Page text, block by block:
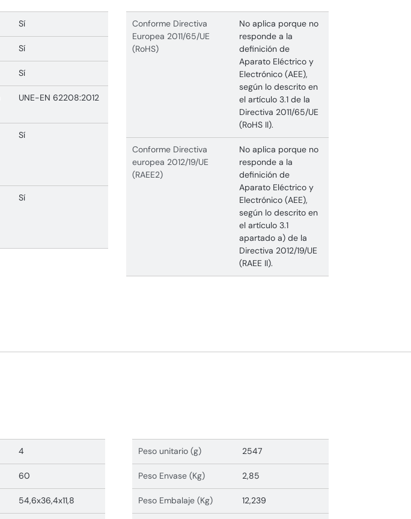
Sí
Sí
Sí
UNE-EN 62208:2012
Sí
Sí
Conforme Directiva
Europea 2011/65/UE
(RoHS)
No aplica porque no
responde a la
definición de
Aparato Eléctrico y
Electrónico (AEE),
según lo descrito en
el artículo 3.1 de la
Directiva 2011/65/UE
(RoHS II).
Conforme Directiva
europea 2012/19/UE
(RAEE2)
No aplica porque no
responde a la
definición de
Aparato Eléctrico y
Electrónico (AEE),
según lo descrito en
el artículo 3.1
apartado a) de la
Directiva 2012/19/UE
(RAEE II).
4
60
54,6x36,4x11,8
Peso unitario (g) 2547
Peso Envase (Kg) 2,85
Peso Embalaje (Kg) 12,239